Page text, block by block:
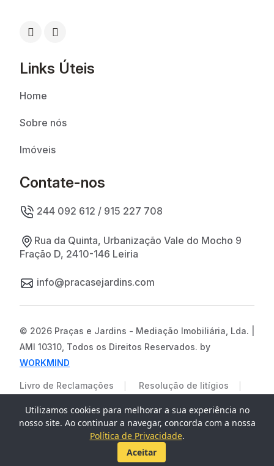
Links Úteis
Home
Sobre nós
Imóveis
Contate-nos
244 092 612 / 915 227 708
Rua da Quinta, Urbanização Vale do Mocho 9
Fração D, 2410-146 Leiria
info@pracasejardins.com
© 2026 Praças e Jardins - Mediação Imobiliária, Lda. |
AMI 10310, Todos os Direitos Reservados. by
WORKMIND
Livro de Reclamações | Resolução de litígios |
Políticas de Privicade | Termos e Condições
Utilizamos cookies para melhorar a sua experiência no
nosso site. Ao continuar a navegar, concorda com a nossa
Política de Privacidade.
Aceitar